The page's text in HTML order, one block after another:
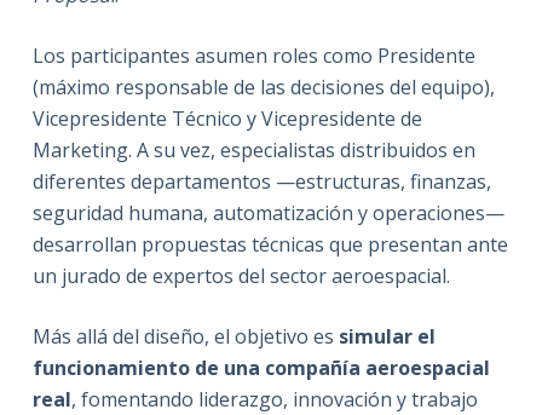
Los participantes asumen roles como Presidente
(máximo responsable de las decisiones del equipo),
Vicepresidente Técnico y Vicepresidente de
Marketing. A su vez, especialistas distribuidos en
diferentes departamentos —estructuras, finanzas,
seguridad humana, automatización y operaciones—
desarrollan propuestas técnicas que presentan ante
un jurado de expertos del sector aeroespacial.
Más allá del diseño, el objetivo es simular el
funcionamiento de una compañía aeroespacial
real, fomentando liderazgo, innovación y trabajo